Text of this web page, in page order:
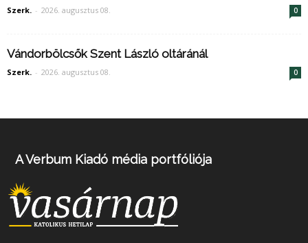
Szerk. - 2026. augusztus 08. 0
Vándorbölcsők Szent László oltáránál
Szerk. - 2026. augusztus 08. 0
A Verbum Kiadó média portfóliója